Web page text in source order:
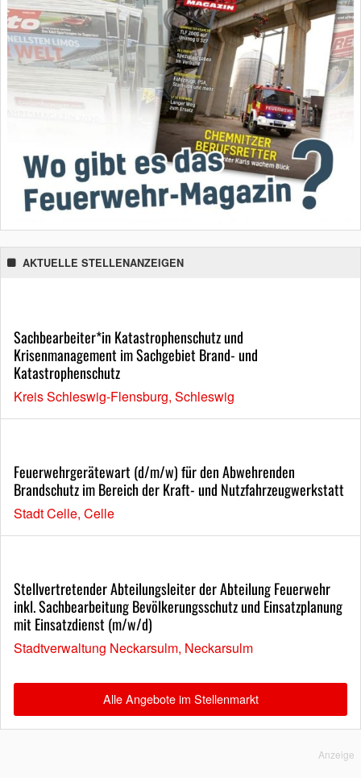
AKTUELLE STELLENANZEIGEN
Sachbearbeiter*in Katastrophenschutz und
Krisenmanagement im Sachgebiet Brand- und
Katastrophenschutz
Kreis Schleswig-Flensburg, Schleswig
Feuerwehrgerätewart (d/m/w) für den Abwehrenden
Brandschutz im Bereich der Kraft- und Nutzfahrzeugwerkstatt
Stadt Celle, Celle
Stellvertretender Abteilungsleiter der Abteilung Feuerwehr
inkl. Sachbearbeitung Bevölkerungsschutz und Einsatzplanung
mit Einsatzdienst (m/w/d)
Stadtverwaltung Neckarsulm, Neckarsulm
Alle Angebote im Stellenmarkt
Anzeige